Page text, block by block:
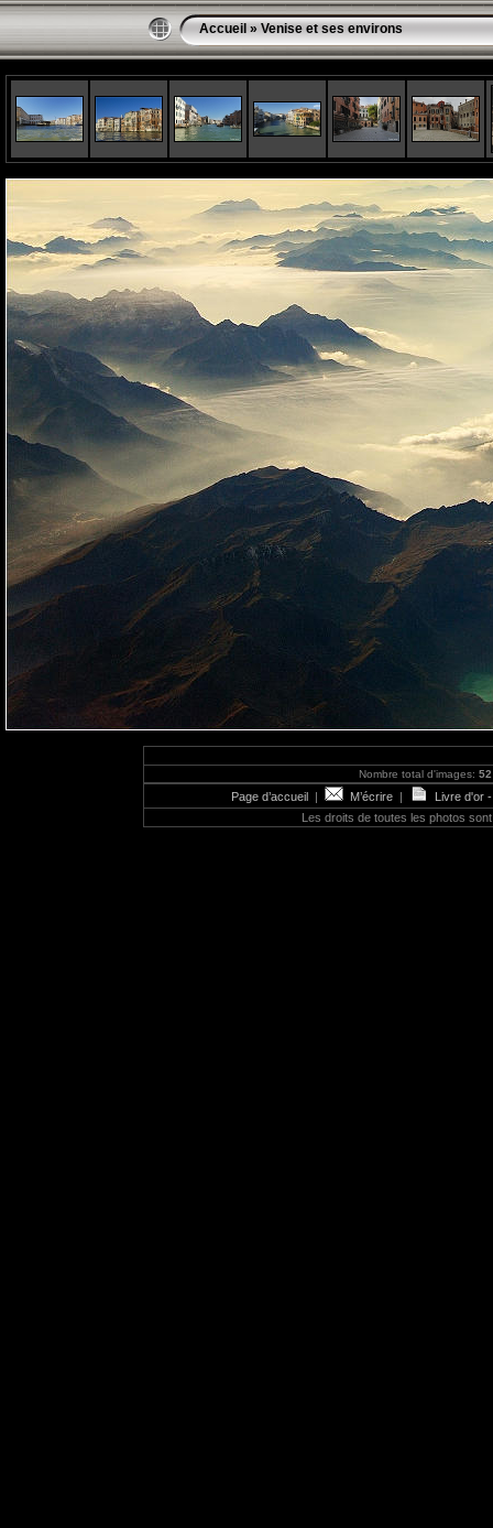
Accueil » Venise et ses environs
Nombre total d'images: 52
Page d’accueil | M’écrire |
Livre d'or
Les droits de toutes les photos